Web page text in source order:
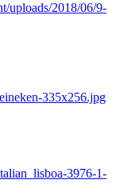
uploads/2018/06/9-
335x256.jpg
3976-1-